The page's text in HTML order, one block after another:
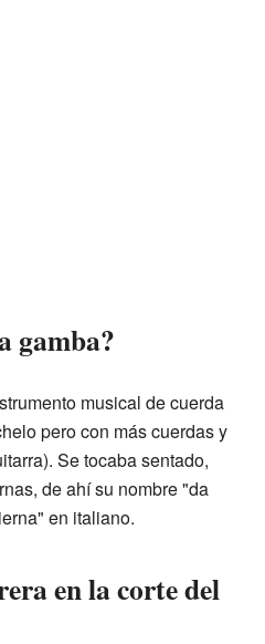
gamba?
musical de cuerda
pero con más cuerdas y
Se tocaba sentado,
de ahí su nombre "da
en italiano.
en la corte del